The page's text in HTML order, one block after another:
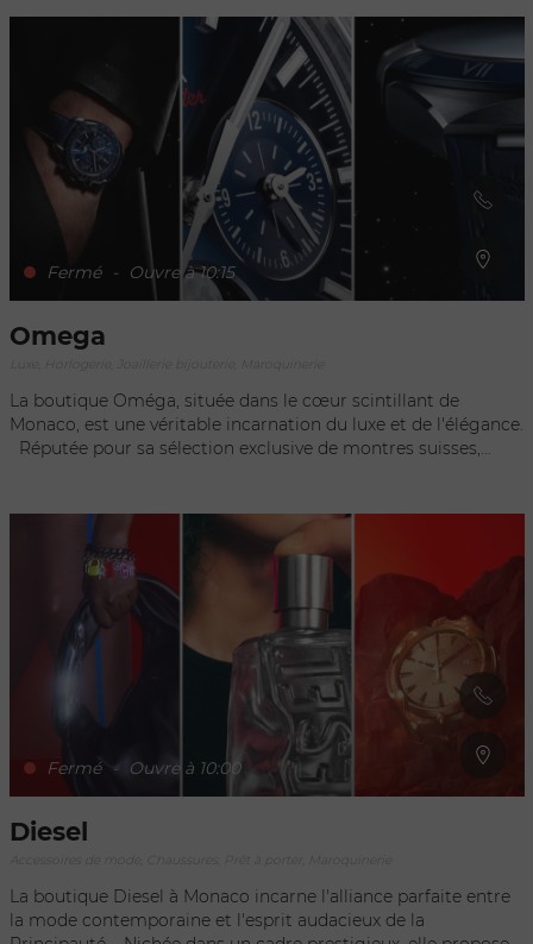
Montblanc, où l'artisanat d'exception et l'innovation se
marient harmonieusement. Que ce soit à la recherche
d'instruments d'écriture emblématiques, de montres de
haute horlogerie ou d'accessoires en cuir de qualité
supérieure, les clients découvrent une gamme complète de
produits reflétant l'excellence et le savoir-faire de la marque.
Chaque élément de la boutique, de l'aménagement intérieur
aux collections exposées, incarne les valeurs de Montblanc :
l'art de l'écriture, le raffinement horloger et le design exquis.
En somme, la boutique Montblanc à Monaco offre une
expérience de shopping exclusive, où le luxe, l'histoire et
l'innovation se conjuguent pour créer un univers captivant.
Fermé - Ouvre à 10:15
Omega
Luxe, Horlogerie, Joaillerie bijouterie, Maroquinerie
La boutique Oméga, située dans le cœur scintillant de
Monaco, est une véritable incarnation du luxe et de l'élégance.
environnement où la finesse et le raffinement sont rois. La
boutique se distingue non seulement par ses pièces
horlogères de précision, mais également par un service
clientèle irréprochable, où le conseil et l'expertise sont
dispensés avec une attention personnalisée. Oméga à
Monaco n'est pas simplement un magasin, c'est une
destination pour les amateurs de montres qui cherchent à
investir dans un garde-temps intemporel au sein d'une
principauté synonyme de grandeur.
Fermé - Ouvre à 10:00
Diesel
Accessoires de mode, Chaussures, Prêt à porter, Maroquinerie
La boutique Diesel à Monaco incarne l'alliance parfaite entre
la mode contemporaine et l'esprit audacieux de la